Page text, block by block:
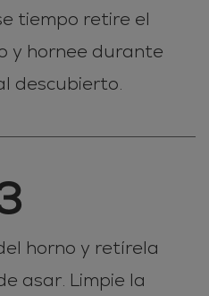
tiempo retire el
y hornee durante
descubierto.
horno y retírela
asar. Limpie la